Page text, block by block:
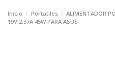
Inicio Pórtatiles
ALIMENTADOR
19V 2.37A 45W PARA ASUS